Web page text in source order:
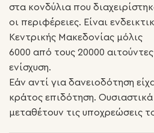
στα κονδύλια που
οι περιφέρειες. Είναι
Κεντρικής Μακεδονίας μόλις
6000 από τους 20000
ενίσχυση.
Εάν αντί για δανειοδότηση
κράτος επιδότηση. Ουσιαστικά
μεταθέτουν τις υποχρεώσεις